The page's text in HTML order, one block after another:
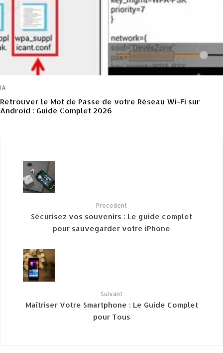
IA
Retrouver le Mot de Passe de votre Réseau Wi-Fi sur
Android : Guide Complet 2026
Précédent
Sécurisez vos souvenirs : Le guide complet
pour sauvegarder votre iPhone
Suivant
Maîtriser Votre Smartphone : Le Guide Complet
pour Tous